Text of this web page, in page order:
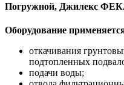
Погружной, Джилекс
Оборудование
откачивания
подтопленных
подачи воды;